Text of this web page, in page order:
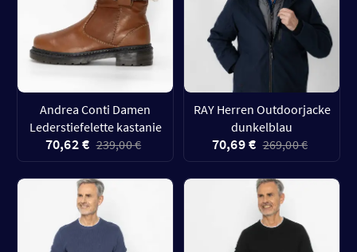
Andrea Conti Damen
Lederstiefelette kastanie
70,62 € 239,00 €
RAY Herren Outdoorjacke
dunkelblau
70,69 € 269,00 €